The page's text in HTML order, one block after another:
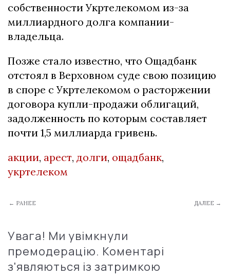
собственности Укртелекомом из-за
миллиардного долга компании-
владельца.
Позже стало известно, что Ощадбанк
отстоял в Верховном суде свою позицию
в споре с Укртелекомом о расторжении
договора купли-продажи облигаций,
задолженность по которым составляет
почти 1,5 миллиарда гривень.
акции, арест, долги, ощадбанк,
укртелеком
← РАНЕЕ ДАЛЕЕ →
Увага! Ми увімкнули
премодерацію. Коментарі
з'являються із затримкою